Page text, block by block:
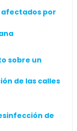
afectados por
sobre un
de las calles
de